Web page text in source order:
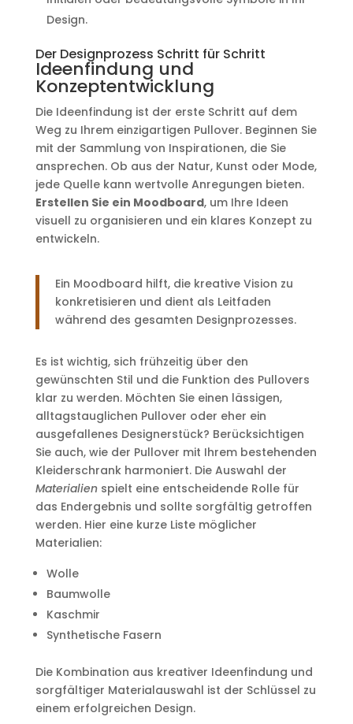
Design.
Der Designprozess Schritt für Schritt
Ideenfindung und
Konzeptentwicklung
Die Ideenfindung ist der erste Schritt auf dem
Weg zu Ihrem einzigartigen Pullover. Beginnen Sie
mit der Sammlung von Inspirationen, die Sie
ansprechen. Ob aus der Natur, Kunst oder Mode,
jede Quelle kann wertvolle Anregungen bieten.
Erstellen Sie ein Moodboard, um Ihre Ideen
visuell zu organisieren und ein klares Konzept zu
entwickeln.
Ein Moodboard hilft, die kreative Vision zu
konkretisieren und dient als Leitfaden
während des gesamten Designprozesses.
Es ist wichtig, sich frühzeitig über den
gewünschten Stil und die Funktion des Pullovers
klar zu werden. Möchten Sie einen lässigen,
alltagstauglichen Pullover oder eher ein
ausgefallenes Designerstück? Berücksichtigen
Sie auch, wie der Pullover mit Ihrem bestehenden
Kleiderschrank harmoniert. Die Auswahl der
Materialienspielt eine entscheidende Rolle für
das Endergebnis und sollte sorgfältig getroffen
werden. Hier eine kurze Liste möglicher
Materialien:
Wolle
Baumwolle
Kaschmir
Synthetische Fasern
Die Kombination aus kreativer Ideenfindung und
sorgfältiger Materialauswahl ist der Schlüssel zu
einem erfolgreichen Design.